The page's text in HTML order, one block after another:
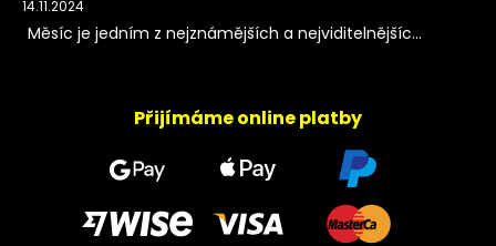
14.11.2024
Měsíc je jedním z nejznámějších a nejviditelnějšíc...
Přijímáme online platby